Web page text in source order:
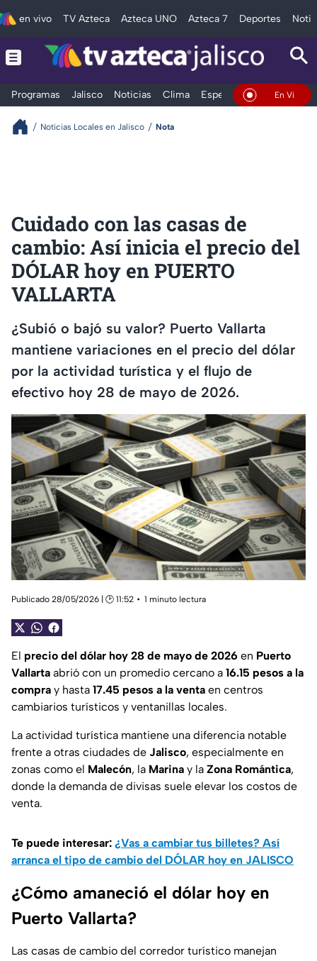
en vivo TV Azteca Azteca UNO Azteca 7 Deportes
Programas Jalisco Noticias Clima Espectáculos Deportes
En Vivo
Noticias Locales en Jalisco Nota
Cuidado con las casas de
cambio: Así inicia el precio del
DÓLAR hoy en PUERTO
VALLARTA
¿Subió o bajó su valor? Puerto Vallarta
mantiene variaciones en el precio del dólar
por la actividad turística y el flujo de
efectivo hoy 28 de mayo de 2026.
Publicado 28/05/2026 | 🕑 11:52 1 minuto lectura
El precio del dólar hoy 28 de mayo de 2026 en Puerto
Vallarta abrió con un promedio cercano a 16.15 pesos a la
compra y hasta 17.45 pesos a la venta en centros
cambiarios turísticos y ventanillas locales.
La actividad turística mantiene una diferencia notable
frente a otras ciudades de Jalisco, especialmente en
zonas como el Malecón, la Marina y la Zona Romántica,
donde la demanda de divisas suele elevar los costos de
venta.
Te puede interesar: ¿Vas a cambiar tus billetes? Así
arranca el tipo de cambio del DÓLAR hoy en JALISCO
¿Cómo amaneció el dólar hoy en
Puerto Vallarta?
Las casas de cambio del corredor turístico manejan